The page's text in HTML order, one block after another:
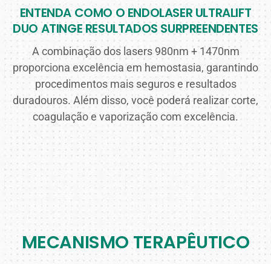
ENTENDA COMO O ENDOLASER ULTRALIFT
DUO ATINGE RESULTADOS SURPREENDENTES
A combinação dos lasers 980nm + 1470nm
proporciona excelência em hemostasia, garantindo
procedimentos mais seguros e resultados
duradouros. Além disso, você poderá realizar corte,
coagulação e vaporização com excelência.
MECANISMO TERAPÊUTICO